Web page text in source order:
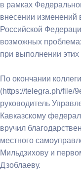
в рамках
внесении изменений
Российской
возможных
при выполнении этих
По окончании
(https://telegra.ph/file/
руководитель
Кавказскому
вручил
местного
Мильдзихову и
Дзоблаеву.